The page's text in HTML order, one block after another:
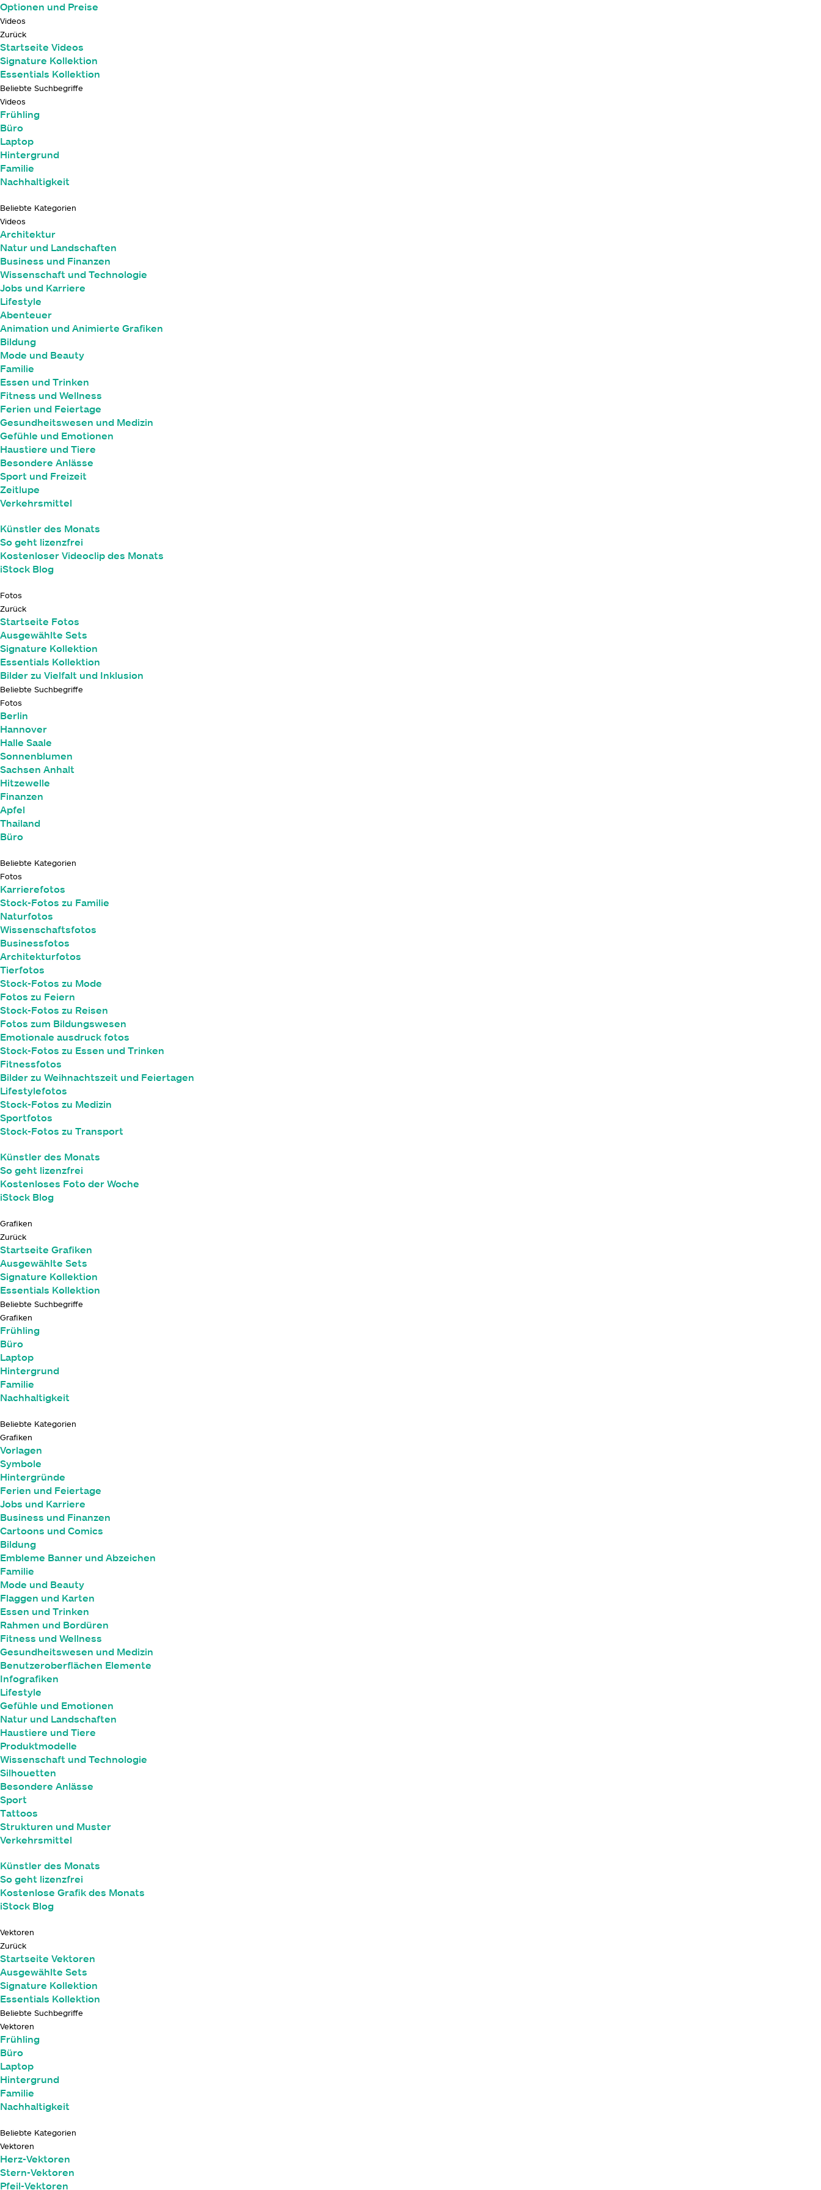
Optionen und Preise
Videos
Zurück
Startseite Videos
Signature Kollektion
Essentials Kollektion
Beliebte Suchbegriffe
Videos
Frühling
Büro
Laptop
Hintergrund
Familie
Nachhaltigkeit
Beliebte Kategorien
Videos
Architektur
Natur und Landschaften
Business und Finanzen
Wissenschaft und Technologie
Jobs und Karriere
Lifestyle
Abenteuer
Animation und Animierte Grafiken
Bildung
Mode und Beauty
Familie
Essen und Trinken
Fitness und Wellness
Ferien und Feiertage
Gesundheitswesen und Medizin
Gefühle und Emotionen
Haustiere und Tiere
Besondere Anlässe
Sport und Freizeit
Zeitlupe
Verkehrsmittel
Künstler des Monats
So geht lizenzfrei
Kostenloser Videoclip des Monats
iStock Blog
Fotos
Zurück
Startseite Fotos
Ausgewählte Sets
Signature Kollektion
Essentials Kollektion
Bilder zu Vielfalt und Inklusion
Beliebte Suchbegriffe
Fotos
Berlin
Hannover
Halle Saale
Sonnenblumen
Sachsen Anhalt
Hitzewelle
Finanzen
Apfel
Thailand
Büro
Beliebte Kategorien
Fotos
Karrierefotos
Stock-Fotos zu Familie
Naturfotos
Wissenschaftsfotos
Businessfotos
Architekturfotos
Tierfotos
Stock-Fotos zu Mode
Fotos zu Feiern
Stock-Fotos zu Reisen
Fotos zum Bildungswesen
Emotionale ausdruck fotos
Stock-Fotos zu Essen und Trinken
Fitnessfotos
Bilder zu Weihnachtszeit und Feiertagen
Lifestylefotos
Stock-Fotos zu Medizin
Sportfotos
Stock-Fotos zu Transport
Künstler des Monats
So geht lizenzfrei
Kostenloses Foto der Woche
iStock Blog
Grafiken
Zurück
Startseite Grafiken
Ausgewählte Sets
Signature Kollektion
Essentials Kollektion
Beliebte Suchbegriffe
Grafiken
Frühling
Büro
Laptop
Hintergrund
Familie
Nachhaltigkeit
Beliebte Kategorien
Grafiken
Vorlagen
Symbole
Hintergründe
Ferien und Feiertage
Jobs und Karriere
Business und Finanzen
Cartoons und Comics
Bildung
Embleme Banner und Abzeichen
Familie
Mode und Beauty
Flaggen und Karten
Essen und Trinken
Rahmen und Bordüren
Fitness und Wellness
Gesundheitswesen und Medizin
Benutzeroberflächen Elemente
Infografiken
Lifestyle
Gefühle und Emotionen
Natur und Landschaften
Haustiere und Tiere
Produktmodelle
Wissenschaft und Technologie
Silhouetten
Besondere Anlässe
Sport
Tattoos
Strukturen und Muster
Verkehrsmittel
Künstler des Monats
So geht lizenzfrei
Kostenlose Grafik des Monats
iStock Blog
Vektoren
Zurück
Startseite Vektoren
Ausgewählte Sets
Signature Kollektion
Essentials Kollektion
Beliebte Suchbegriffe
Vektoren
Frühling
Büro
Laptop
Hintergrund
Familie
Nachhaltigkeit
Beliebte Kategorien
Vektoren
Herz-Vektoren
Stern-Vektoren
Pfeil-Vektoren